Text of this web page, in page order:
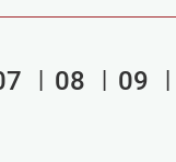
08 09